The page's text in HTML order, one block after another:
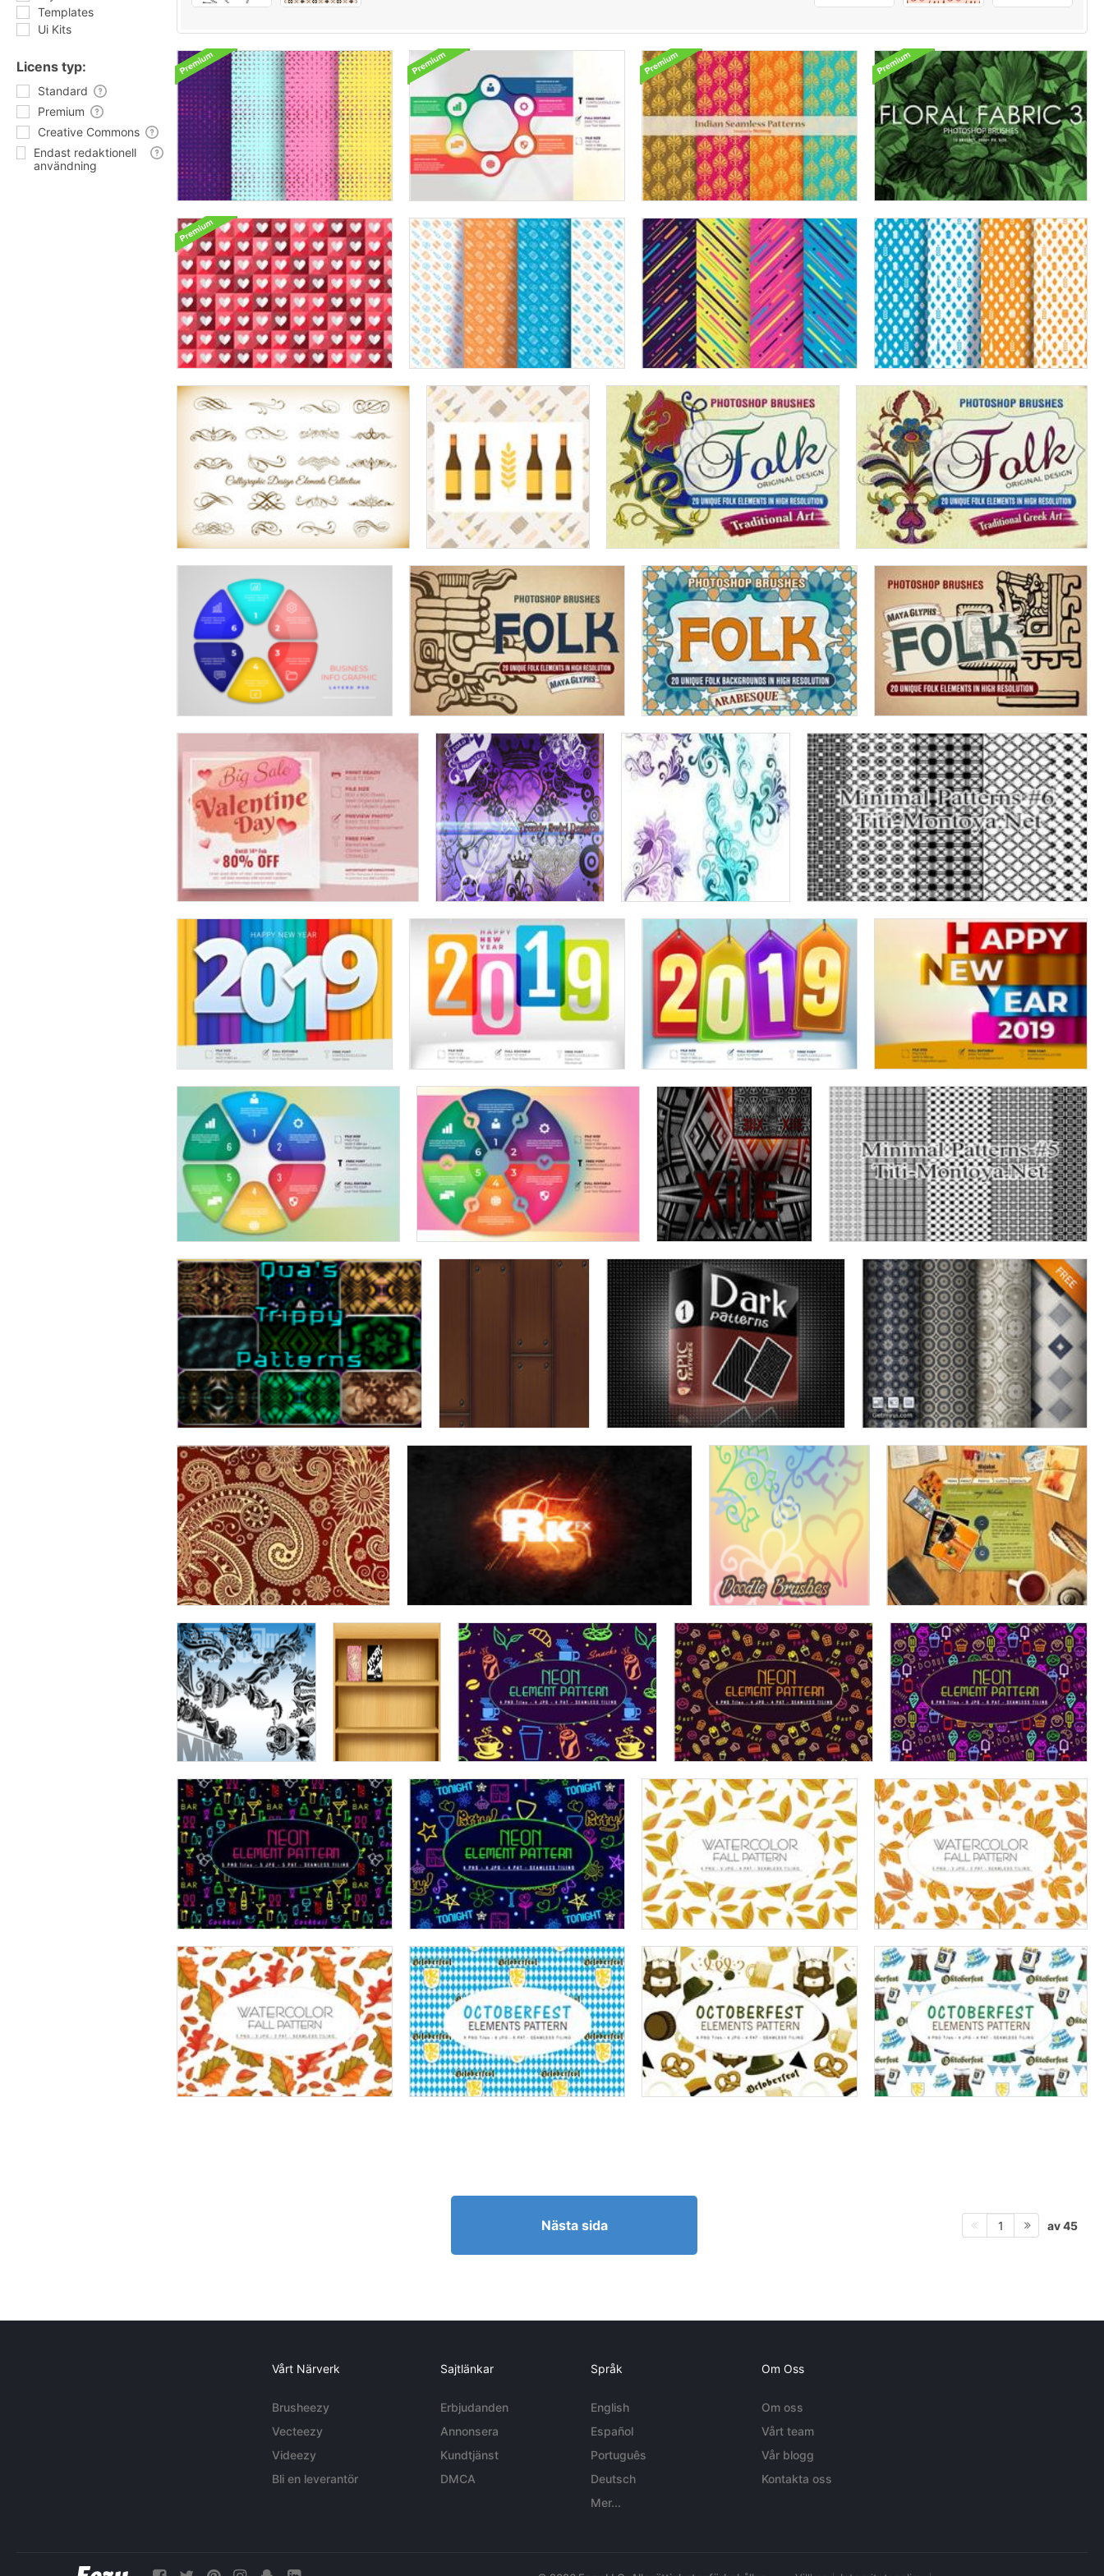
Templates
Ui Kits
Licens typ:
Standard
Premium
Creative Commons
Endast redaktionell
användning
Nästa sida 1 av 45
Vårt Närverk
Brusheezy
Vecteezy
Videezy
Bli en leverantör
Sajtlänkar
Erbjudanden
Annonsera
Kundtjänst
DMCA
Språk
English
Español
Português
Deutsch
Mer...
Om Oss
Om oss
Vårt team
Vår blogg
Kontakta oss